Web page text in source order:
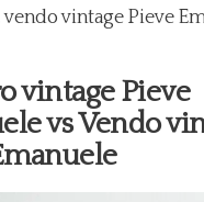
vendo vintage Pieve
vintage Pieve
vs Vendo